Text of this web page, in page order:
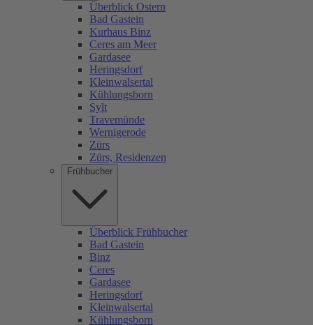
Überblick Ostern
Bad Gastein
Kurhaus Binz
Ceres am Meer
Gardasee
Heringsdorf
Kleinwalsertal
Kühlungsborn
Sylt
Travemünde
Wernigerode
Zürs
Zürs, Residenzen
Frühbucher
Überblick Frühbucher
Bad Gastein
Binz
Ceres
Gardasee
Heringsdorf
Kleinwalsertal
Kühlungsborn